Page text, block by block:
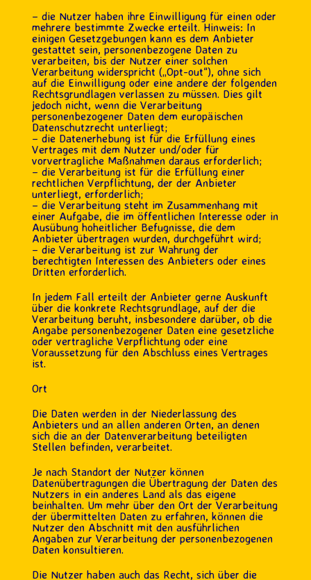
– die Nutzer haben ihre Einwilligung für einen oder
mehrere bestimmte Zwecke erteilt. Hinweis: In
einigen Gesetzgebungen kann es dem Anbieter
gestattet sein, personenbezogene Daten zu
verarbeiten, bis der Nutzer einer solchen
Verarbeitung widerspricht („Opt-out“), ohne sich
auf die Einwilligung oder eine andere der folgenden
Rechtsgrundlagen verlassen zu müssen. Dies gilt
jedoch nicht, wenn die Verarbeitung
personenbezogener Daten dem europäischen
Datenschutzrecht unterliegt;
– die Datenerhebung ist für die Erfüllung eines
Vertrages mit dem Nutzer und/oder für
vorvertragliche Maßnahmen daraus erforderlich;
– die Verarbeitung ist für die Erfüllung einer
rechtlichen Verpflichtung, der der Anbieter
unterliegt, erforderlich;
– die Verarbeitung steht im Zusammenhang mit
einer Aufgabe, die im öffentlichen Interesse oder in
Ausübung hoheitlicher Befugnisse, die dem
Anbieter übertragen wurden, durchgeführt wird;
– die Verarbeitung ist zur Wahrung der
berechtigten Interessen des Anbieters oder eines
Dritten erforderlich.
In jedem Fall erteilt der Anbieter gerne Auskunft
über die konkrete Rechtsgrundlage, auf der die
Verarbeitung beruht, insbesondere darüber, ob die
Angabe personenbezogener Daten eine gesetzliche
oder vertragliche Verpflichtung oder eine
Voraussetzung für den Abschluss eines Vertrages
ist.
Ort
Die Daten werden in der Niederlassung des
Anbieters und an allen anderen Orten, an denen
sich die an der Datenverarbeitung beteiligten
Stellen befinden, verarbeitet.
Je nach Standort der Nutzer können
Datenübertragungen die Übertragung der Daten des
Nutzers in ein anderes Land als das eigene
beinhalten. Um mehr über den Ort der Verarbeitung
der übermittelten Daten zu erfahren, können die
Nutzer den Abschnitt mit den ausführlichen
Angaben zur Verarbeitung der personenbezogenen
Daten konsultieren.
Die Nutzer haben auch das Recht, sich über die